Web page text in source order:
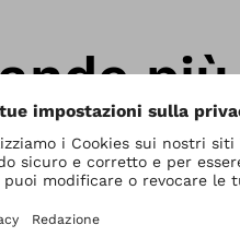
(CRO)?